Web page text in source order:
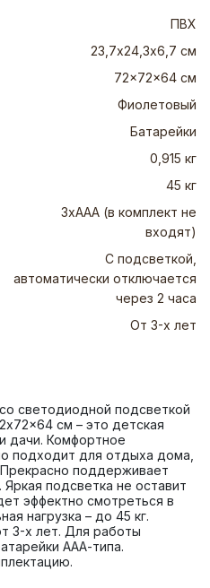
ПВХ
23,7х24,3х6,7 см
72x72x64 см
Фиолетовый
Батарейки
0,915 кг
45 кг
3хAAA (в комплект не
входят)
С подсветкой,
автоматически отключается
через 2 часа
От 3-х лет
светодиодной подсветкой
см – это детская
дачи. Комфортное
подходит для отдыха дома,
поддерживает
подсветка не оставит
эффектно смотреться в
нагрузка – до 45 кг.
3-х лет. Для работы
ААА-типа.